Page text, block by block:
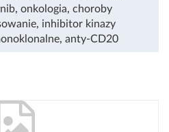
, onkologia, choroby
, inhibitor kinazy
, anty-CD20